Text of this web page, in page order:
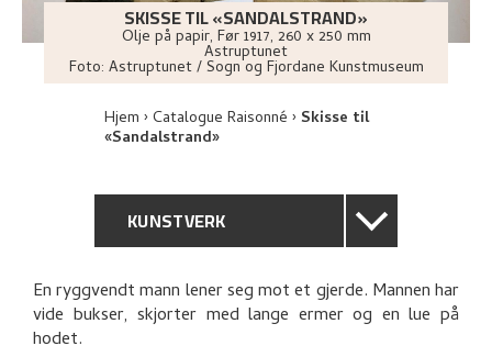
SKISSE TIL «SANDALSTRAND»
Olje på papir, Før1917, 260 x 250 mm
Astruptunet
Foto: Astruptunet / Sogn og Fjordane Kunstmuseum
Hjem Catalogue Raisonné Skisse til
«Sandalstrand»
KUNSTVERK
GENERELL BESKRIVELSE
TEKNISK INFORMASJON
En ryggvendt mann lener seg mot et gjerde. Mannen har
vide bukser, skjorter med lange ermer og en lue på
hodet.